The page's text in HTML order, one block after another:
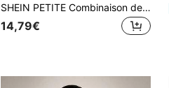
SHEIN PETITE Combinaison de sport décontractée à manches longues avec fermeture éclair, effet peau nue, doublure thermique, coupe skinny élastique, pour femmes de petite taille, automne/hiver
14,79€